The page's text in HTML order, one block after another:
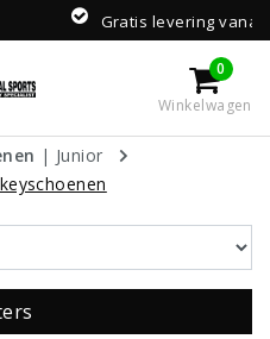
levering vanaf €100,-
0
Winkelwagen
| Junior